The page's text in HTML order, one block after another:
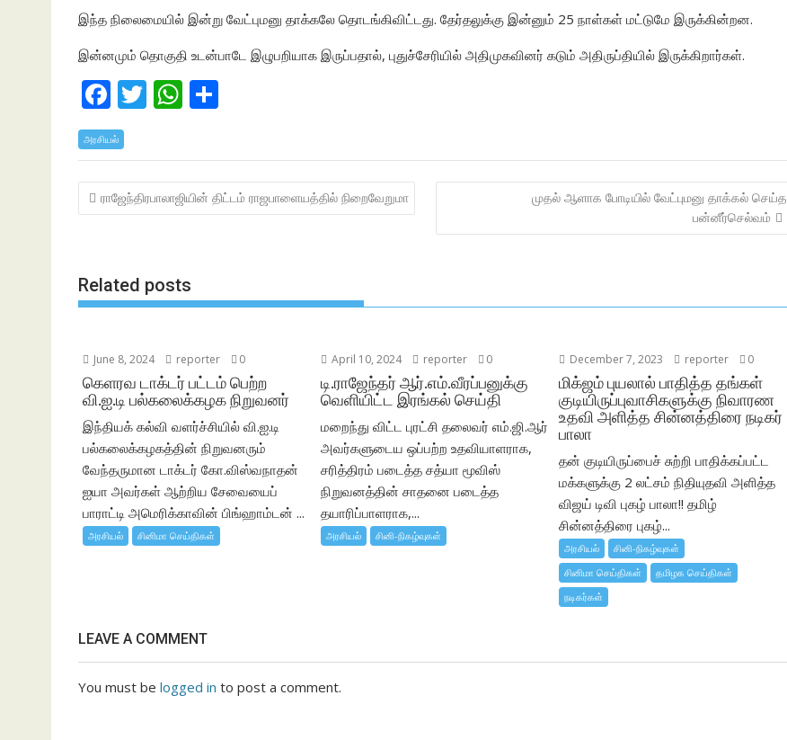
இந்த நிலைமையில் இன்று வேட்புமனு தாக்கலே தொடங்கிவிட்டது. தேர்தலுக்கு இன்னும் 25 நாள்கள் மட்டுமே இருக்கின்றன.
இன்னமும் தொகுதி உடன்பாடே இழுபறியாக இருப்பதால், புதுச்சேரியில் அதிமுகவினர் கடும் அதிருப்தியில் இருக்கிறார்கள்.
F
ac
e
b
o
T
itt
er
W
at
s
A
ar
e
அரசியல்
Post
navigation
ராஜேந்திரபாலாஜியின் திட்டம் ராஜபாளையத்தில் நிறைவேறுமா
முதல் ஆளாக போடியில் வேட்புமனு தாக்கல் செய்த
பன்னீர்செல்வம்
Related posts
June 8, 2024 reporter 0
கெளரவ டாக்டர் பட்டம் பெற்ற
வி.ஐ.டி பல்கலைக்கழக நிறுவனர்
இந்தியக் கல்வி வளர்ச்சியில் வி.ஐ.டி
பல்கலைக்கழகத்தின் நிறுவனரும்
வேந்தருமான டாக்டர் கோ.விஸ்வநாதன்
ஐயா அவர்கள் ஆற்றிய சேவையைப்
பாராட்டி அமெரிக்காவின் பிங்ஹாம்டன் ...
அரசியல் சினிமா செய்திகள்
April 10, 2024 reporter 0
டி.ராஜேந்தர் ஆர்.எம்.வீரப்பனுக்கு
வெளியிட்ட இரங்கல் செய்தி
மறைந்து விட்ட புரட்சி தலைவர் எம்.ஜி.ஆர்
அவர்களுடைய ஒப்பற்ற உதவியாளராக,
சரித்திரம் படைத்த சத்யா மூவிஸ்
நிறுவனத்தின் சாதனை படைத்த
தயாரிப்பாளராக,...
அரசியல் சினி-நிகழ்வுகள்
December 7, 2023 reporter 0
மிக்ஜம் புயலால் பாதித்த தங்கள்
குடியிருப்புவாசிகளுக்கு நிவாரண
உதவி அளித்த சின்னத்திரை நடிகர்
பாலா
தன் குடியிருப்பைச் சுற்றி பாதிக்கப்பட்ட
மக்களுக்கு 2 லட்சம் நிதியுதவி அளித்த
விஜய் டிவி புகழ் பாலா!! தமிழ்
சின்னத்திரை புகழ்...
அரசியல்
சினி-நிகழ்வுகள்
சினிமா செய்திகள்
தமிழக செய்திகள்
நடிகர்கள்
LEAVE A COMMENT
You must be logged in to post a comment.